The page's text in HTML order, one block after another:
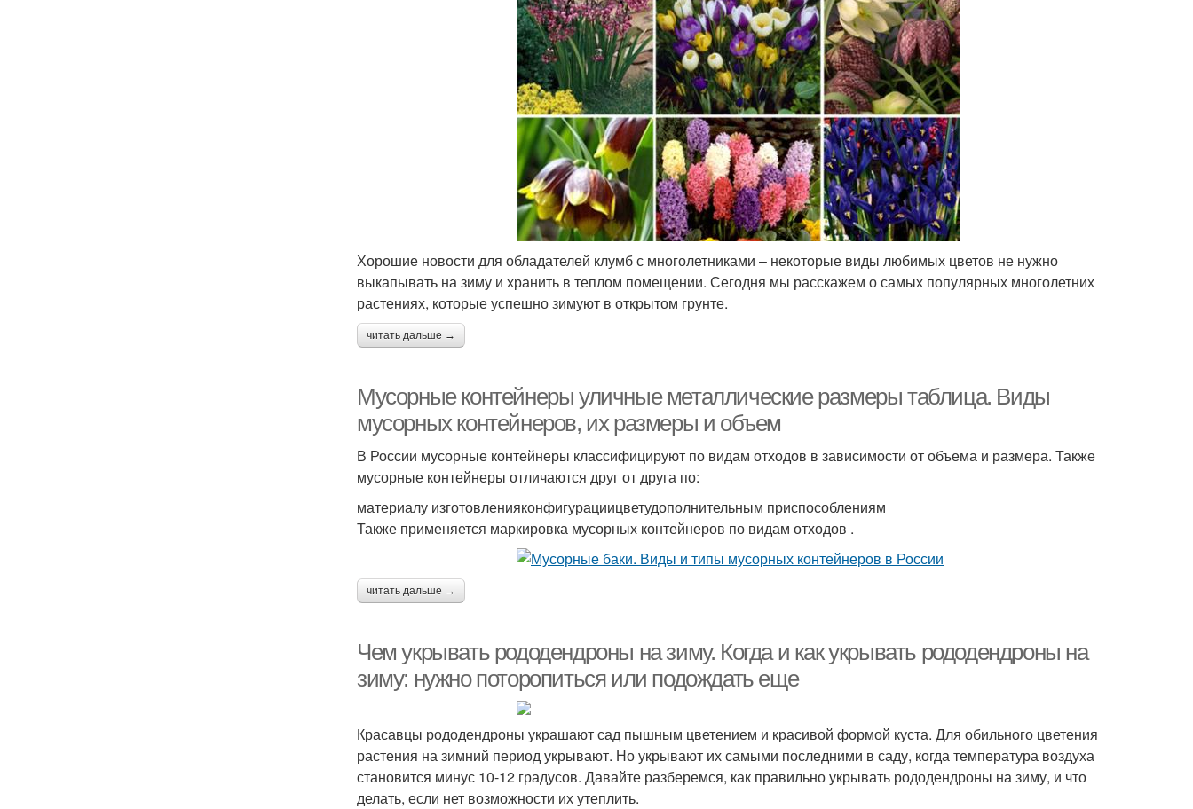
Хорошие новости для обладателей клумб с многолетниками – некоторые виды любимых цветов не нужно
выкапывать на зиму и хранить в теплом помещении. Сегодня мы расскажем о самых популярных многолетних
растениях, которые успешно зимуют в открытом грунте.
читать дальше →
Мусорные контейнеры уличные металлические размеры таблица. Виды
мусорных контейнеров, их размеры и объем
В России мусорные контейнеры классифицируют по видам отходов в зависимости от объема и размера. Также
мусорные контейнеры отличаются друг от друга по:
материалу изготовленияконфигурациицветудополнительным приспособлениям
Также применяется маркировка мусорных контейнеров по видам отходов .
читать дальше →
Чем укрывать рододендроны на зиму. Когда и как укрывать рододендроны на
зиму: нужно поторопиться или подождать еще
Красавцы рододендроны украшают сад пышным цветением и красивой формой куста. Для обильного цветения
растения на зимний период укрывают. Но укрывают их самыми последними в саду, когда температура воздуха
становится минус 10-12 градусов. Давайте разберемся, как правильно укрывать рододендроны на зиму, и что
делать, если нет возможности их утеплить.